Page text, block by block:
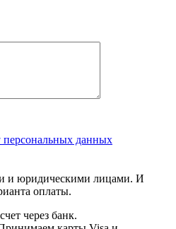
персональных данных
и юридическими лицами. И
оплаты.
через банк.